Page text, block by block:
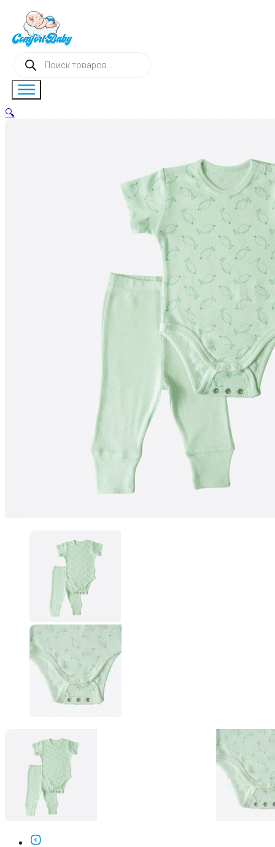
Поиск
товаров
🔍